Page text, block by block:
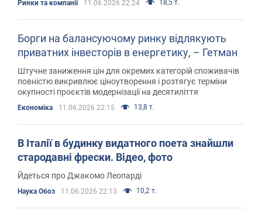
Ринки та компанії 11.06.2026 22:24 18,5 т.
Борги на балансуючому ринку відлякують
приватних інвесторів в енергетику, – Гетман
Штучне заниження цін для окремих категорій споживачів
повністю викривлює ціноутворення і розтягує терміни
окупності проєктів модернізації на десятиліття
Економіка 11.06.2026 22:15 13,8 т.
В Італії в будинку видатного поета знайшли
стародавні фрески. Відео, фото
Йдеться про Джакомо Леопарді
Наука Обоз 11.06.2026 22:13 10,2 т.